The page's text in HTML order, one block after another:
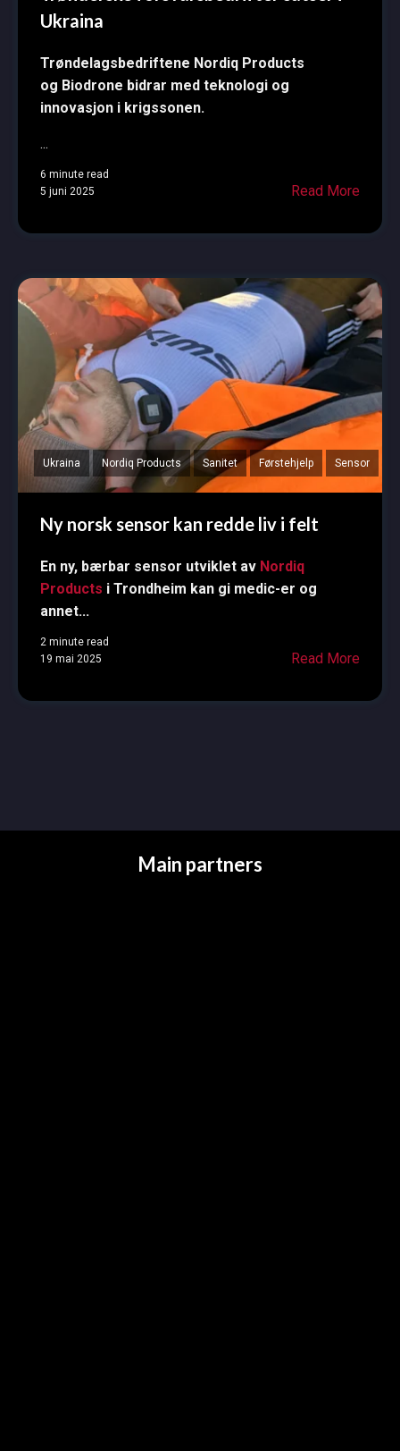
Ukraina
Trøndelagsbedriftene Nordiq Products
og Biodrone bidrar med teknologi og
innovasjon i krigssonen.
...
6 minute read
5 juni 2025
Read More
Ukraina Nordiq Products Sanitet Førstehjelp Sensor
Ny norsk sensor kan redde liv i felt
En ny, bærbar sensor utviklet av Nordiq
Products i Trondheim kan gi medic-er og
annet...
2 minute read
19 mai 2025
Read More
Main partners